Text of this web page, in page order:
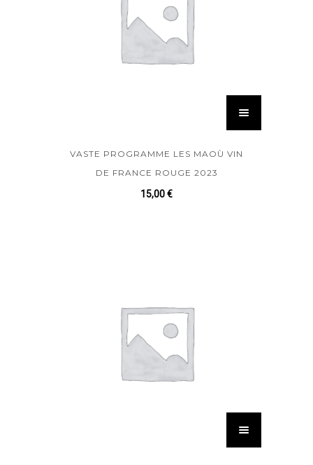
VASTE PROGRAMME LES MAOÙ VIN
DE FRANCE ROUGE 2023
15,00€